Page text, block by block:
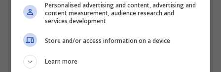
Un gruppo solido e affiatato
Personalised advertising and content, advertising and
content measurement, audience research and
services development
Store and/or access information on a device
Learn more